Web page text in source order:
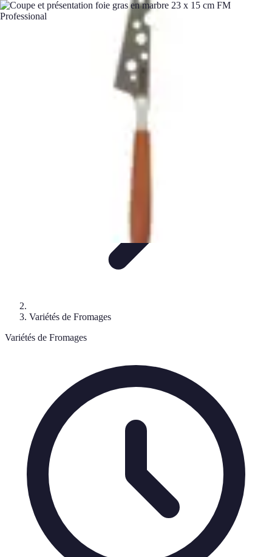
Fromages du Monde
Découvertes
Découvertes
découverte
Variétés de Fromages
Variétés de Fromages